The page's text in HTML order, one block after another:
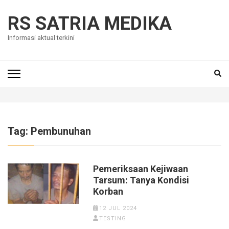
content
(Press
RS SATRIA MEDIKA
Informasi aktual terkini
Tag: Pembunuhan
Pemeriksaan Kejiwaan
Tarsum: Tanya Kondisi
Korban
12 JUL 2024
TESTING